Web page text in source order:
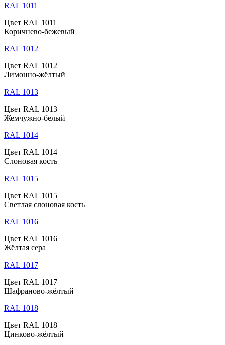
RAL 1011
Цвет RAL 1011
Коричнево-бежевый
RAL 1012
Цвет RAL 1012
Лимонно-жёлтый
RAL 1013
Цвет RAL 1013
Жемчужно-белый
RAL 1014
Цвет RAL 1014
Слоновая кость
RAL 1015
Цвет RAL 1015
Светлая слоновая кость
RAL 1016
Цвет RAL 1016
Жёлтая сера
RAL 1017
Цвет RAL 1017
Шафраново-жёлтый
RAL 1018
Цвет RAL 1018
Цинково-жёлтый